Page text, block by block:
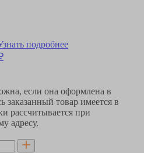
подробнее
если она оформлена в
заказанный товар имеется в
рассчитывается при
адресу.